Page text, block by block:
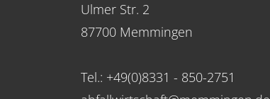
Ulmer Str. 2
87700 Memmingen
Tel.: +49(0)8331 - 850-2751